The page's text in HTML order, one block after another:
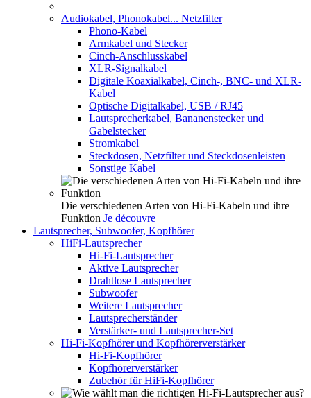
Audiokabel, Phonokabel... Netzfilter
Phono-Kabel
Armkabel und Stecker
Cinch-Anschlusskabel
XLR-Signalkabel
Digitale Koaxialkabel, Cinch-, BNC- und XLR-
Kabel
Optische Digitalkabel, USB / RJ45
Lautsprecherkabel, Bananenstecker und
Gabelstecker
Stromkabel
Steckdosen, Netzfilter und Steckdosenleisten
Sonstige Kabel
Die verschiedenen Arten von Hi-Fi-Kabeln und ihre
Funktion Je découvre
Lautsprecher, Subwoofer, Kopfhörer
HiFi-Lautsprecher
Hi-Fi-Lautsprecher
Aktive Lautsprecher
Drahtlose Lautsprecher
Subwoofer
Weitere Lautsprecher
Lautsprecherständer
Verstärker- und Lautsprecher-Set
Hi-Fi-Kopfhörer und Kopfhörerverstärker
Hi-Fi-Kopfhörer
Kopfhörerverstärker
Zubehör für HiFi-Kopfhörer